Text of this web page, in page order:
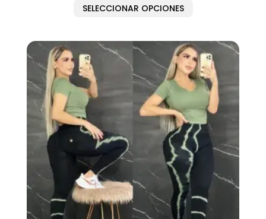
SELECCIONAR OPCIONES